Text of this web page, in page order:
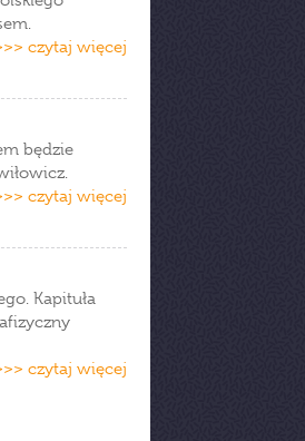
czytaj więcej
będzie
czytaj więcej
Kapituła
czytaj więcej